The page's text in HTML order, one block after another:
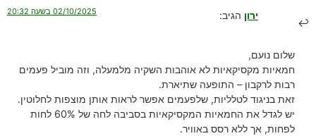
ירון הגיב: 02/10/2025 בשעה 20:32
שלום נועם,
חמאיות מקסיקאיות לא אוהבות השקיה מלמעלה, וזה מוביל פעמים
רבות לרקבון – התופעה שתיארת.
זאת בניגוד לטלליות, שלפעמים אפשר לראות אותן מוצפות לחלוטין.
יש לגדל את החמאיות המקסיקאיות בסביבה לחה של 60% לחות
לפחות, אך ללא רסס באוויר.